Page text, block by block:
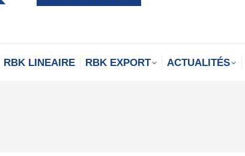
RBK LINEAIRE RBK EXPORT ACTUALITÉS